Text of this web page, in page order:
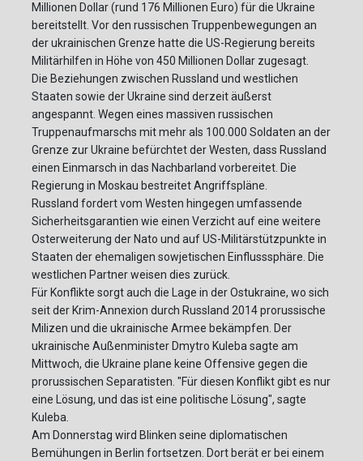
Millionen Dollar (rund 176 Millionen Euro) für die Ukraine
bereitstellt. Vor den russischen Truppenbewegungen an
der ukrainischen Grenze hatte die US-Regierung bereits
Militärhilfen in Höhe von 450 Millionen Dollar zugesagt.
Die Beziehungen zwischen Russland und westlichen
Staaten sowie der Ukraine sind derzeit äußerst
angespannt. Wegen eines massiven russischen
Truppenaufmarschs mit mehr als 100.000 Soldaten an der
Grenze zur Ukraine befürchtet der Westen, dass Russland
einen Einmarsch in das Nachbarland vorbereitet. Die
Regierung in Moskau bestreitet Angriffspläne.
Russland fordert vom Westen hingegen umfassende
Sicherheitsgarantien wie einen Verzicht auf eine weitere
Osterweiterung der Nato und auf US-Militärstützpunkte in
Staaten der ehemaligen sowjetischen Einflusssphäre. Die
westlichen Partner weisen dies zurück.
Für Konflikte sorgt auch die Lage in der Ostukraine, wo sich
seit der Krim-Annexion durch Russland 2014 prorussische
Milizen und die ukrainische Armee bekämpfen. Der
ukrainische Außenminister Dmytro Kuleba sagte am
Mittwoch, die Ukraine plane keine Offensive gegen die
prorussischen Separatisten. "Für diesen Konflikt gibt es nur
eine Lösung, und das ist eine politische Lösung", sagte
Kuleba.
Am Donnerstag wird Blinken seine diplomatischen
Bemühungen in Berlin fortsetzen. Dort berät er bei einem